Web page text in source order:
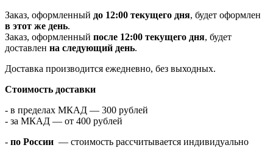
Заказ, оформленный до 12:00 текущего дня, будет оформлен
в этот же день.
Заказ, оформленный после 12:00 текущего дня, будет
доставлен на следующий день.
Доставка производится ежедневно, без выходных.
Стоимость доставки
- в пределах МКАД — 300 рублей
- за МКАД — от 400 рублей
- по России — стоимость рассчитывается индивидуально